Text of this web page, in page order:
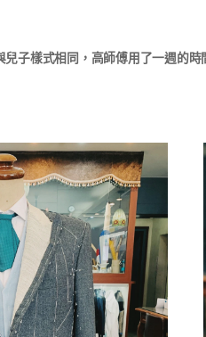
兒子樣式相同，高師傅用了一週的